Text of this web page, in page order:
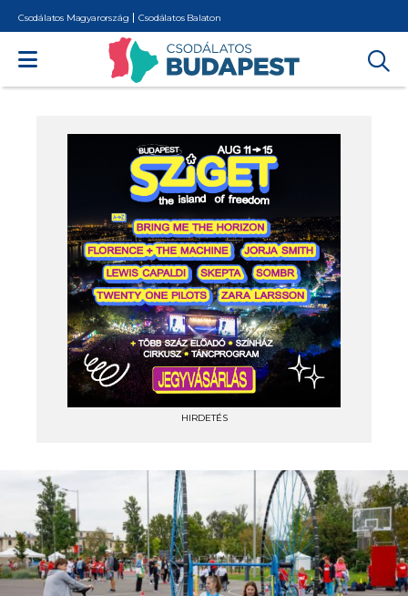
Csodálatos Magyarország Csodálatos Balaton
HIRDETÉS